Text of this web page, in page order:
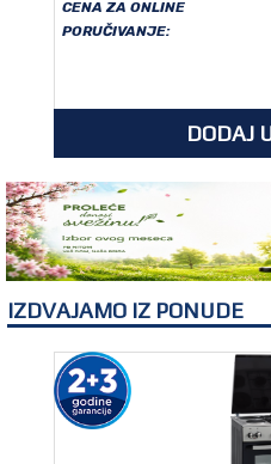
OUTLET
CENA ZA ONLINE
PORUČIVANJE:
DODAJ
IZDVAJAMO IZ PONUDE